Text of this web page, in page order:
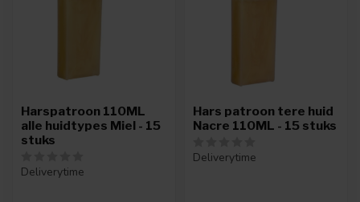
Harspatroon 110ML
alle huidtypes Miel - 15
stuks
Deliverytime
Hars patroon tere huid
Nacre 110ML - 15 stuks
Deliverytime